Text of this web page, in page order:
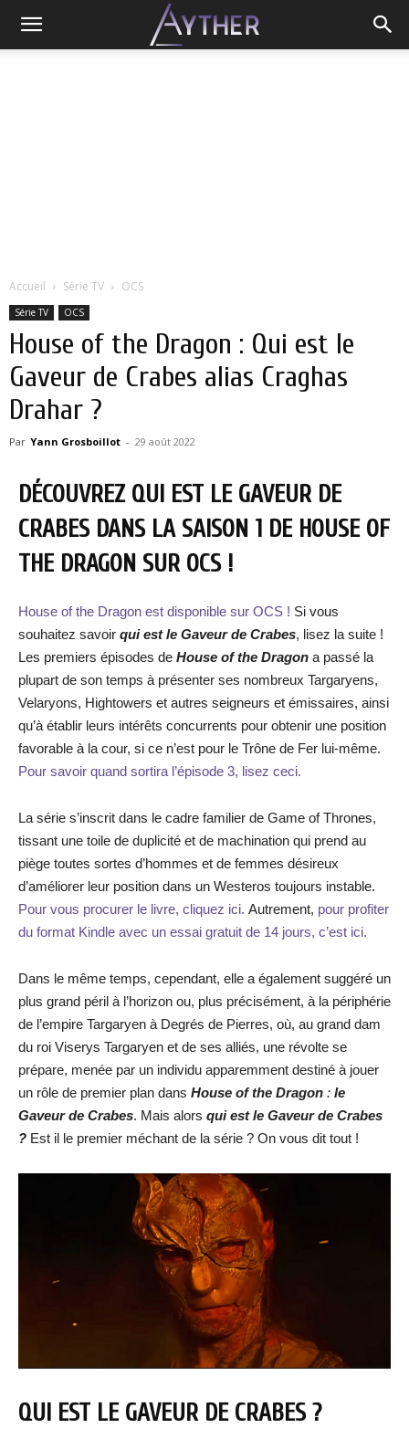
Accueil Série TV OCS
Série TV OCS
House of the Dragon : Qui est le
Gaveur de Crabes alias Craghas
Drahar ?
Par Yann Grosboillot - 29 août 2022
DÉCOUVREZ QUI EST LE GAVEUR DE
CRABES DANS LA SAISON 1 DE HOUSE OF
THE DRAGON SUR OCS !
House of the Dragon est disponible sur OCS ! Si vous
souhaitez savoir qui est le Gaveur de Crabes, lisez la suite !
Les premiers épisodes de House of the Dragon a passé la
plupart de son temps à présenter ses nombreux Targaryens,
Velaryons, Hightowers et autres seigneurs et émissaires, ainsi
qu’à établir leurs intérêts concurrents pour obtenir une position
favorable à la cour, si ce n’est pour le Trône de Fer lui-même.
Pour savoir quand sortira l’épisode 3, lisez ceci.
La série s’inscrit dans le cadre familier de Game of Thrones,
tissant une toile de duplicité et de machination qui prend au
piège toutes sortes d’hommes et de femmes désireux
d’améliorer leur position dans un Westeros toujours instable.
Pour vous procurer le livre, cliquez ici. Autrement, pour profiter
du format Kindle avec un essai gratuit de 14 jours, c’est ici.
Dans le même temps, cependant, elle a également suggéré un
plus grand péril à l’horizon ou, plus précisément, à la périphérie
de l’empire Targaryen à Degrés de Pierres, où, au grand dam
du roi Viserys Targaryen et de ses alliés, une révolte se
prépare, menée par un individu apparemment destiné à jouer
un rôle de premier plan dans House of the Dragon : le
Gaveur de Crabes. Mais alors qui est le Gaveur de Crabes
? Est il le premier méchant de la série ? On vous dit tout !
QUI EST LE GAVEUR DE CRABES ?